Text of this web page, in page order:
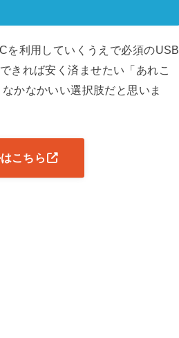
を利用していくうえで必須のUSB
きれば安く済ませたい「あれこ
かなかいい選択肢だと思いま
こちら